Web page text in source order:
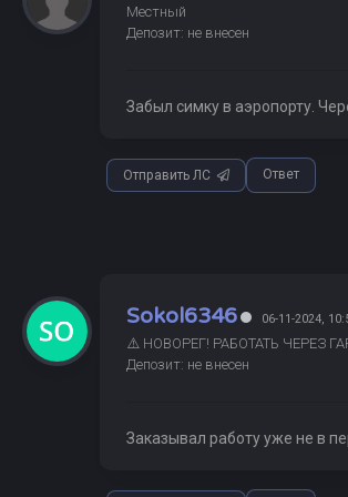
Местный
Депозит: не внесен
Забыл симку в аэропорту.
Отправить ЛС Ответ
Sokol6346 06-11-2024,
⚠️ НОВОРЕГ! РАБОТАТЬ ЧЕРЕЗ
Депозит: не внесен
Заказывал работу уже не в